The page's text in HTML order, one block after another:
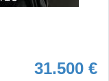
31.500 €